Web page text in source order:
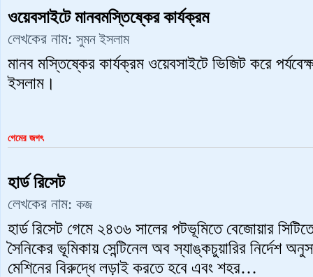
ওয়েবসাইটে মানবমস্তিষ্কের কার্যক্রম
লেখকের নাম: সুমন ‍ইসলাম
মানব মস্তিষ্কের কার্যক্রম ওয়েবসাইটে ভিজিট করে
ইসলাম।
গেমের জগৎ
হার্ড রিসেট
লেখকের নাম: কজ
হার্ড রিসেট গেমে ২৪৩৬ সালের পটভূমিতে বেজোয়ার
সৈনিকের ভূমিকায় সেন্টিনেল অব স্যাঙ্কচুয়ারির নির্দেশ
মেশিনের বিরুদ্ধে লড়াই করতে হবে এবং শহর…